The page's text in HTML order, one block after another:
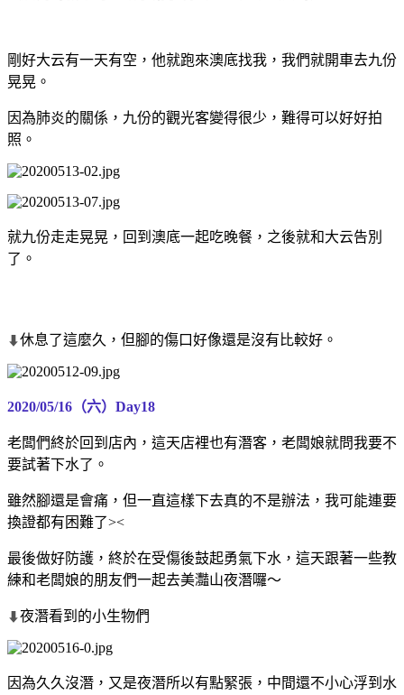
剛好大云有一天有空，他就跑來澳底找我，我們就開車去九份
晃晃。
因為肺炎的關係，九份的觀光客變得很少，難得可以好好拍
照。
就九份走走晃晃，回到澳底一起吃晚餐，之後就和大云告別
了。
⬇休息了這麼久，但腳的傷口好像還是沒有比較好。
2020/05/16（六）Day18
老闆們終於回到店內，這天店裡也有潛客，老闆娘就問我要不
要試著下水了。
雖然腳還是會痛，但一直這樣下去真的不是辦法，我可能連要
換證都有困難了><
最後做好防護，終於在受傷後鼓起勇氣下水，這天跟著一些教
練和老闆娘的朋友們一起去美灩山夜潛囉～
⬇夜潛看到的小生物們
因為久久沒潛，又是夜潛所以有點緊張，中間還不小心浮到水